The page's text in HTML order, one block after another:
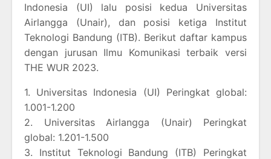
Indonesia (UI) lalu posisi kedua Universitas
Airlangga (Unair), dan posisi ketiga Institut
Teknologi Bandung (ITB). Berikut daftar kampus
dengan jurusan Ilmu Komunikasi terbaik versi
THE WUR 2023.
1. Universitas Indonesia (UI) Peringkat global:
1.001-1.200
2. Universitas Airlangga (Unair) Peringkat
global: 1.201-1.500
3. Institut Teknologi Bandung (ITB) Peringkat